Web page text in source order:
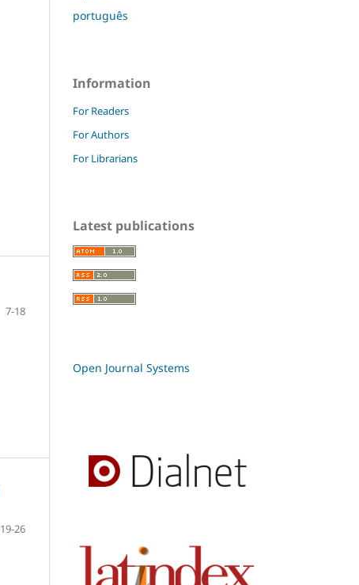
7-18
19-26
português
Information
For Readers
For Authors
For Librarians
Latest publications
Open Journal Systems